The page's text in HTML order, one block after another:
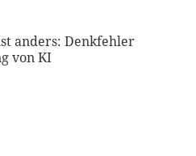
anders: Denkfehler
von KI